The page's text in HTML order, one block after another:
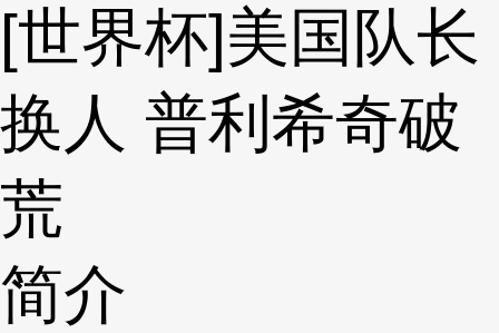
[世界杯]美国队长
换人 普利希奇破
荒
简介